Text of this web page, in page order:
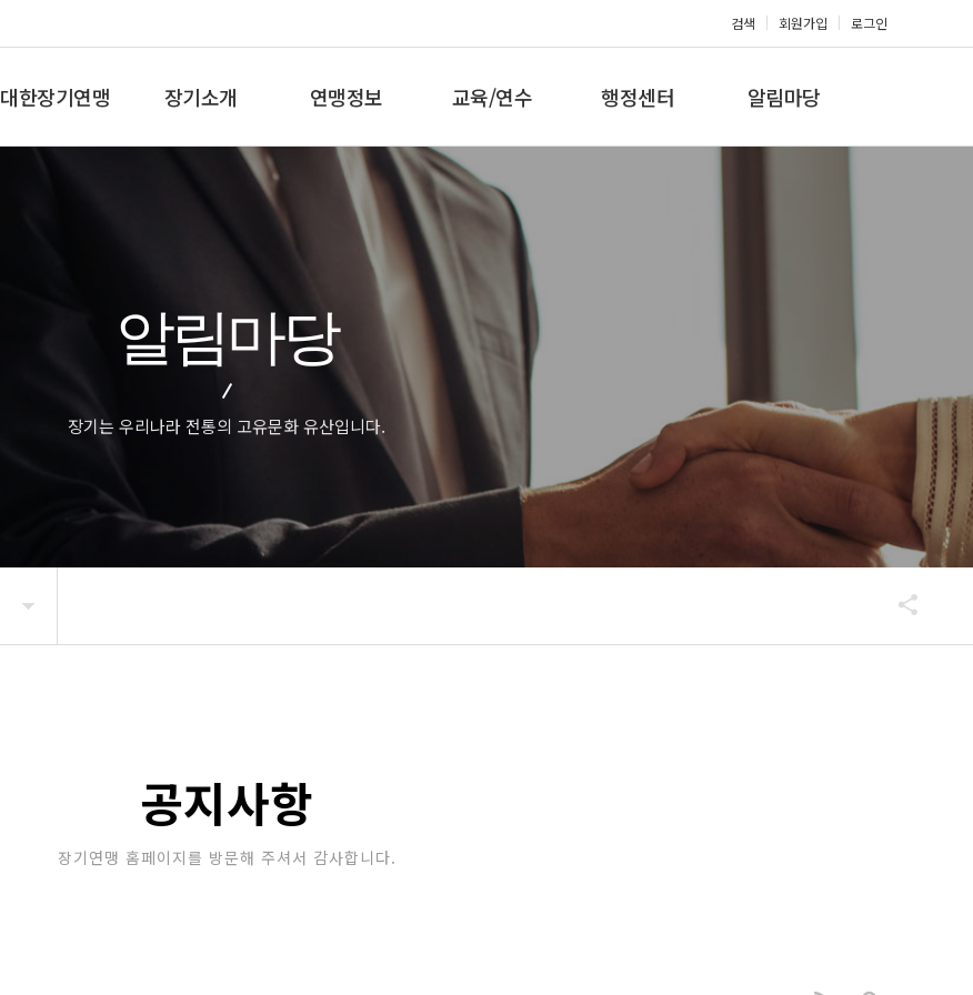
검색 회원가입 로그인
대한장기연맹 장기소개 연맹정보
프로기사 정보
아마기사 정보
장기대회 일정
자료실
교육/연수
장기 지도자과정
체스 지도자과정
바둑 지도자과정
세미나/워크샵
교육/연수 일정
행정센터 알림마당
알림마당
장기는 우리나라 전통의 고유문화 유산입니다.
공지사항
장기연맹 홈페이지를 방문해 주셔서 감사합니다.